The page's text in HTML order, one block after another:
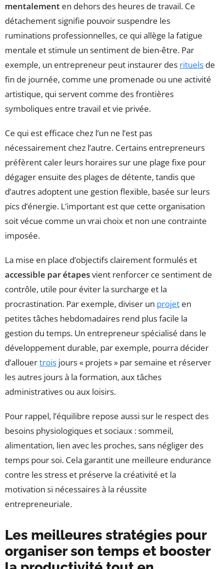
mentalement en dehors des heures de travail. Ce
détachement signifie pouvoir suspendre les
ruminations professionnelles, ce qui allège la fatigue
mentale et stimule un sentiment de bien-être. Par
exemple, un entrepreneur peut instaurer des rituels de
fin de journée, comme une promenade ou une activité
artistique, qui servent comme des frontières
symboliques entre travail et vie privée.
Ce qui est efficace chez l’un ne l’est pas
nécessairement chez l’autre. Certains entrepreneurs
préfèrent caler leurs horaires sur une plage fixe pour
dégager ensuite des plages de détente, tandis que
d’autres adoptent une gestion flexible, basée sur leurs
pics d’énergie. L’important est que cette organisation
soit vécue comme un vrai choix et non une contrainte
imposée.
La mise en place d’objectifs clairement formulés et
accessible par étapesvient renforcer ce sentiment de
contrôle, utile pour éviter la surcharge et la
procrastination. Par exemple, diviser un projet en
petites tâches hebdomadaires rend plus facile la
gestion du temps. Un entrepreneur spécialisé dans le
développement durable, par exemple, pourra décider
d’allouertrois jours « projets » par semaine et réserver
les autres jours à la formation, aux tâches
administratives ou aux loisirs.
Pour rappel, l’équilibre repose aussi sur le respect des
besoins physiologiques et sociaux : sommeil,
alimentation, lien avec les proches, sans négliger des
temps pour soi. Cela garantit une meilleure endurance
contre les stress et préserve la créativité et la
motivation si nécessaires à la réussite
entrepreneuriale.
Les meilleures stratégies pour
organiser son temps et booster